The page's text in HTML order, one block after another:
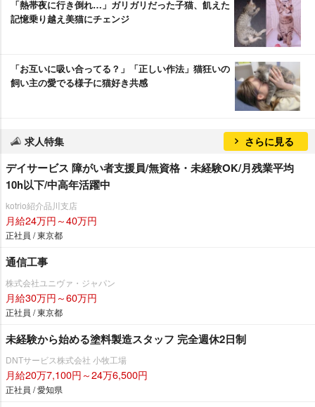
「熱帯夜に行き倒れ…」ガリガリだった子猫、飢えた
記憶乗り越え美猫にチェンジ
「お互いに吸い合ってる？」「正しい作法」猫狂いの
飼い主の愛でる様子に猫好き共感
求人特集 さらに見る
デイサービス 障がい者支援員/無資格・未経験OK/月残業平均
10h以下/中高年活躍中
kotrio紹介品川支店
月給24万円～40万円
正社員 / 東京都
通信工事
株式会社ユニヴァ・ジャパン
月給30万円～60万円
正社員 / 東京都
未経験から始める塗料製造スタッフ 完全週休2日制
DNTサービス株式会社 小牧工場
月給20万7,100円～24万6,500円
正社員 / 愛知県